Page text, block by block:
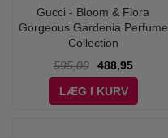
Gucci - Bloom & Flora
Gorgeous Gardenia Perfume
Collection
595,00
488,95
LÆG I KURV